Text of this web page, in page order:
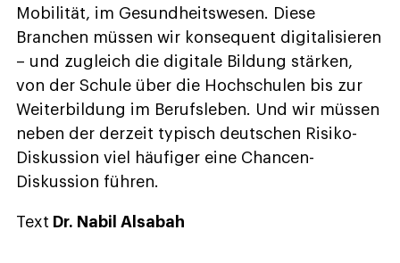
Mobilität, im Gesundheitswesen. Diese
Branchen müssen wir konsequent digitalisieren
– und zugleich die digitale Bildung stärken,
von der Schule über die Hochschulen bis zur
Weiterbildung im Berufsleben. Und wir müssen
neben der derzeit typisch deutschen Risiko-
Diskussion viel häufiger eine Chancen-
Diskussion führen.
Text Dr. Nabil Alsabah